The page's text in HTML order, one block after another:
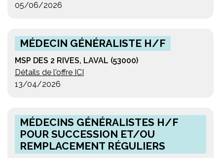
05/06/2026
MÉDECIN GÉNÉRALISTE H/F
MSP DES 2 RIVES, LAVAL (53000)
Détails de l'offre ICI
13/04/2026
MÉDECINS GÉNÉRALISTES H/F
POUR SUCCESSION ET/OU
REMPLACEMENT RÉGULIERS